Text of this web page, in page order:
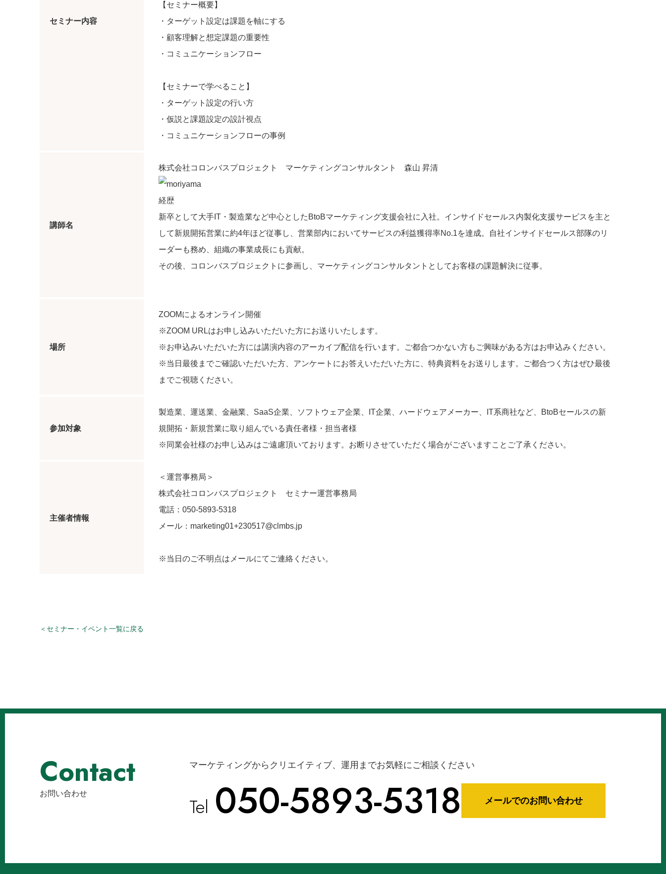
セミナー内容
【セミナー概要】
・ターゲット設定は課題を軸にする
・顧客理解と想定課題の重要性
・コミュニケーションフロー
【セミナーで学べること】
・ターゲット設定の行い方
・仮説と課題設定の設計視点
・コミュニケーションフローの事例
講師名
株式会社コロンバスプロジェクト マーケティングコンサルタント 森山 昇清
経歴
新卒として大手IT・製造業など中心としたBtoBマーケティング支援会社に入社。インサイドセールス内製化支援サービスを主と
して新規開拓営業に約4年ほど従事し、営業部内においてサービスの利益獲得率No.1を達成。自社インサイドセールス部隊のリ
ーダーも務め、組織の事業成長にも貢献。
その後、コロンバスプロジェクトに参画し、マーケティングコンサルタントとしてお客様の課題解決に従事。
場所
ZOOMによるオンライン開催
※ZOOM URLはお申し込みいただいた方にお送りいたします。
※お申込みいただいた方には講演内容のアーカイブ配信を行います。ご都合つかない方もご興味がある方はお申込みください。
※当日最後までご確認いただいた方、アンケートにお答えいただいた方に、特典資料をお送りします。ご都合つく方はぜひ最後
までご視聴ください。
参加対象
製造業、運送業、金融業、SaaS企業、ソフトウェア企業、IT企業、ハードウェアメーカー、IT系商社など、BtoBセールスの新
規開拓・新規営業に取り組んでいる責任者様・担当者様
※同業会社様のお申し込みはご遠慮頂いております。お断りさせていただく場合がございますことご了承ください。
主催者情報
＜運営事務局＞
株式会社コロンバスプロジェクト セミナー運営事務局
電話：050-5893-5318
メール：marketing01+230517@clmbs.jp
※当日のご不明点はメールにてご連絡ください。
＜セミナー・イベント一覧に戻る
Contact
お問い合わせ
マーケティングからクリエイティブ、運用までお気軽にご相談ください
Tel 050-5893-5318 メールでのお問い合わせ